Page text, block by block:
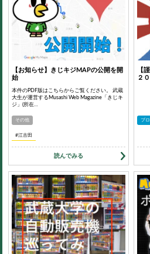
【お知らせ】きじキジMAPの公開を開
始
本件のPDF版はこちらからご覧ください。 武蔵
大生が運営するMusashi Web Magazine「きじキ
ジ」(所在…
その他
#江古田
読んでみる
【
２
ブ